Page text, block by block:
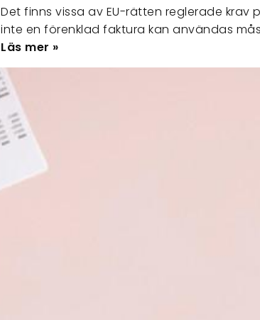
Det finns vissa av EU-rätten reglerade krav
inte en förenklad faktura kan användas
Läs mer »